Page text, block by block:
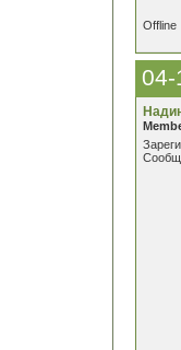
Offline
04-